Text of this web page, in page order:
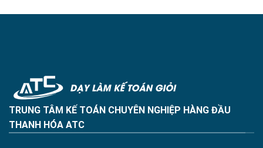
TRUNG TÂM KẾ TOÁN CHUYÊN NGHIỆP HÀNG ĐẦU
THANH HÓA ATC